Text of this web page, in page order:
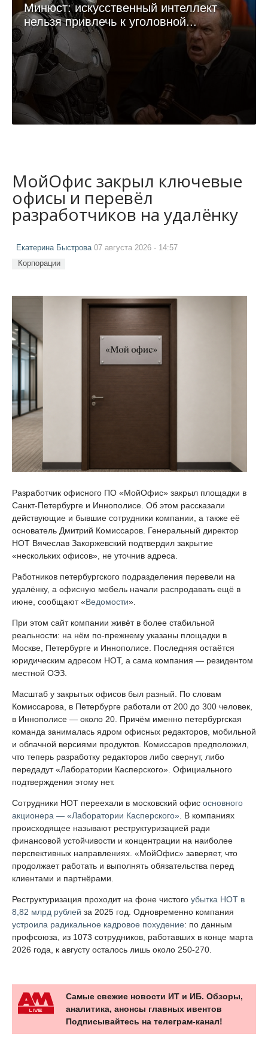
Минюст: искусственный интеллект
нельзя привлечь к уголовной...
МойОфис закрыл ключевые
офисы и перевёл
разработчиков на удалёнку
Екатерина Быстрова 07 августа 2026 - 14:57
Корпорации
Разработчик офисного ПО «МойОфис» закрыл площадки в
Санкт-Петербурге и Иннополисе. Об этом рассказали
действующие и бывшие сотрудники компании, а также её
основатель Дмитрий Комиссаров. Генеральный директор
НОТ Вячеслав Закоржевский подтвердил закрытие
«нескольких офисов», не уточнив адреса.
Работников петербургского подразделения перевели на
удалёнку, а офисную мебель начали распродавать ещё в
июне, сообщают «Ведомости».
При этом сайт компании живёт в более стабильной
реальности: на нём по-прежнему указаны площадки в
Москве, Петербурге и Иннополисе. Последняя остаётся
юридическим адресом НОТ, а сама компания — резидентом
местной ОЭЗ.
Масштаб у закрытых офисов был разный. По словам
Комиссарова, в Петербурге работали от 200 до 300 человек,
в Иннополисе — около 20. Причём именно петербургская
команда занималась ядром офисных редакторов, мобильной
и облачной версиями продуктов. Комиссаров предположил,
что теперь разработку редакторов либо свернут, либо
передадут «Лаборатории Касперского». Официального
подтверждения этому нет.
Сотрудники НОТ переехали в московский офис основного
акционера — «Лаборатории Касперского». В компаниях
происходящее называют реструктуризацией ради
финансовой устойчивости и концентрации на наиболее
перспективных направлениях. «МойОфис» заверяет, что
продолжает работать и выполнять обязательства перед
клиентами и партнёрами.
Реструктуризация проходит на фоне чистого убытка НОТ в
8,82 млрд рублей за 2025 год. Одновременно компания
устроила радикальное кадровое похудение: по данным
профсоюза, из 1073 сотрудников, работавших в конце марта
2026 года, к августу осталось лишь около 250-270.
Самые свежие новости ИТ и ИБ. Обзоры,
аналитика, анонсы главных ивентов
Подписывайтесь на телеграм-канал!